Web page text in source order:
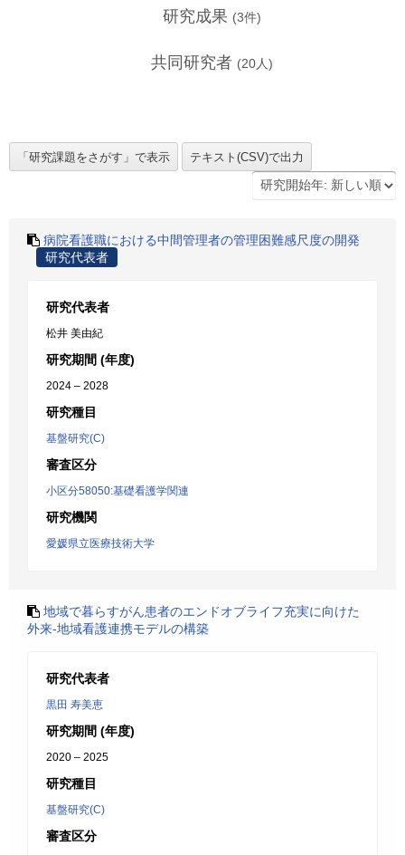
研究成果 (3件)
共同研究者 (20人)
病院看護職における中間管理者の管理困難感尺度の開発
研究代表者
研究代表者
松井 美由紀
研究期間 (年度)
2024 – 2028
研究種目
基盤研究(C)
審査区分
小区分58050:基礎看護学関連
研究機関
愛媛県立医療技術大学
地域で暮らすがん患者のエンドオブライフ充実に向けた
外来-地域看護連携モデルの構築
研究代表者
黒田 寿美恵
研究期間 (年度)
2020 – 2025
研究種目
基盤研究(C)
審査区分